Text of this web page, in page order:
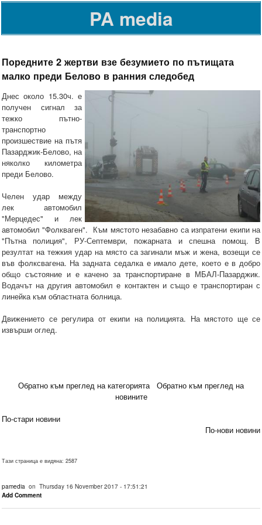
PA media
Поредните 2 жертви взе безумието по пътищата
малко преди Белово в ранния следобед
Днес около 15.30ч. е
получен сигнал за
тежко пътно-
транспортно
произшествие на пътя
Пазарджик-Белово, на
няколко километра
преди Белово.
Челен удар между
лек автомобил
"Мерцедес" и лек
автомобил "Фолкваген". Към мястото незабавно са изпратени екипи на
"Пътна полиция", РУ-Септември, пожарната и спешна помощ. В
резултат на тежкия удар на място са загинали мъж и жена, возещи се
във фолксвагена. На задната седалка е имало дете, което е в добро
общо състояние и е качено за транспортиране в МБАЛ-Пазарджик.
Водачът на другия автомобил е контактен и също е транспортиран с
линейка към областната болница.
Движението се регулира от екипи на полицията. На мястото ще се
извърши оглед.
Обратно към преглед на категорията
Обратно към преглед на
новините
По-стари новини
По-нови новини
Тази страница е видяна: 2587
pamedia on Thursday 16 November 2017 - 17:51:21
Add Comment